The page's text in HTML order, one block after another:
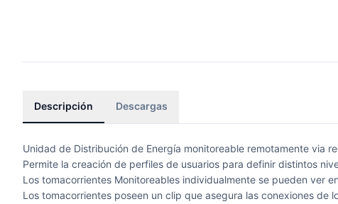
Descripción Descargas
Unidad de Distribución de Energía monitoreable remotamente via
Permite la creación de perfiles de usuarios para definir distintos
Los tomacorrientes Monitoreables individualmente se pueden ver
Los tomacorrientes poseen un clip que asegura las conexiones